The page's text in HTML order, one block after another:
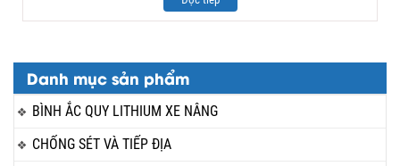
Danh mục sản phẩm
BÌNH ẮC QUY LITHIUM XE NÂNG
CHỐNG SÉT VÀ TIẾP ĐỊA